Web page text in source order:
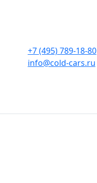
+7 (495) 789-18-80
info@cold-cars.ru